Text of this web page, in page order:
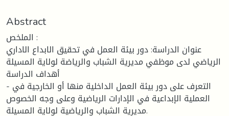
Abstract
الملخص :
عنوان الدراسة: دور بيئة العمل في تحقيق الابداع الاداري
الرياضي لدى موظفي مديرية الشباب والرياضة لولاية المسيلة
أهداف الدراسة
- التعرف على دور بيئة العمل الداخلية منها أو الخارجية في
العملية الإبداعية في الإدارات الرياضية وعلى وجه الخصوص
مديرية الشباب والرياضية لولاية المسيلة.